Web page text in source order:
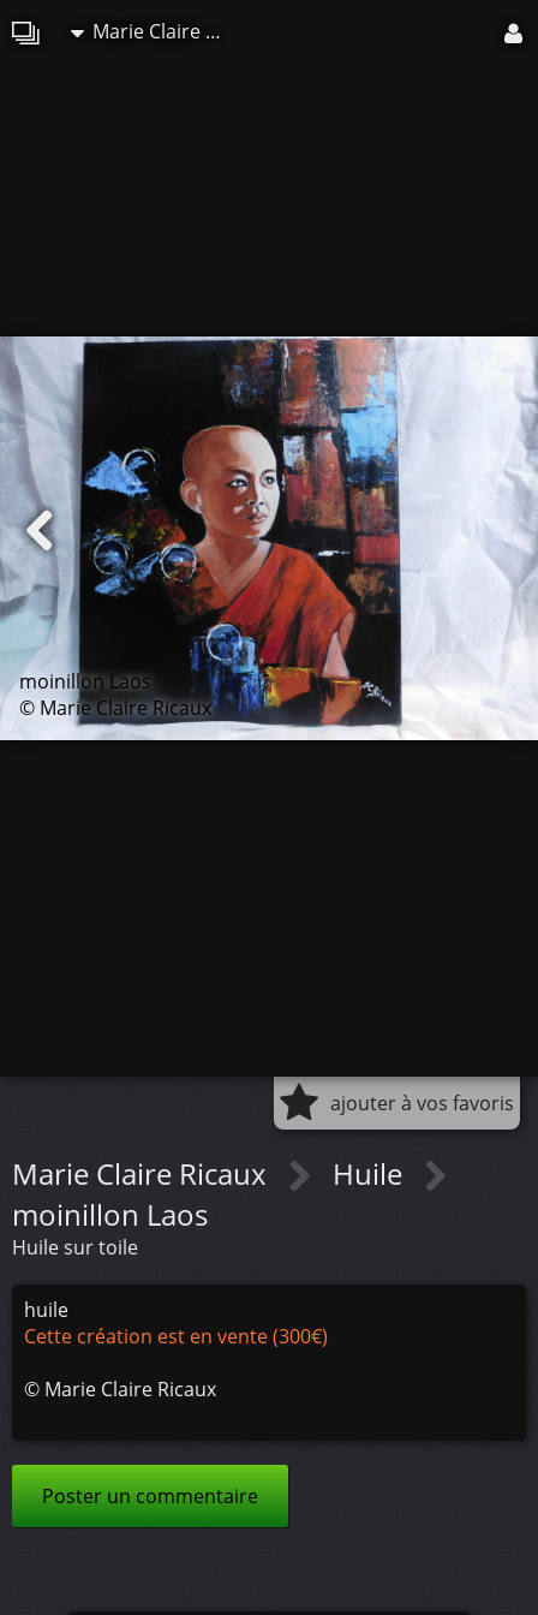
Marie Claire Ricaux
moinillon Laos
© Marie Claire Ricaux
ajouter à vos favoris
Marie Claire Ricaux
Huile
moinillon Laos
Huile sur toile
huile
Cette création est en vente (300€)
© Marie Claire Ricaux
Poster un commentaire